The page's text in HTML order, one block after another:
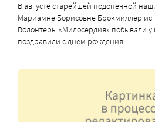
В августе старейшей подопечной
Мариамне Борисовне Брокмиллер
Волонтеры «Милосердия» побывали у
поздравили с днем рождения